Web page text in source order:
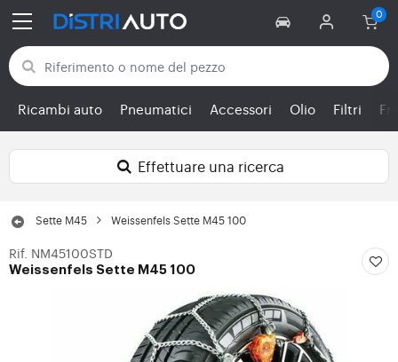
Torna alle categorie
Ricambi auto Pneumatici Accessori Olio Filtri
Effettuare una ricerca
Sette M45 Weissenfels Sette M45 100
Rif. NM45100STD
Weissenfels Sette M45 100